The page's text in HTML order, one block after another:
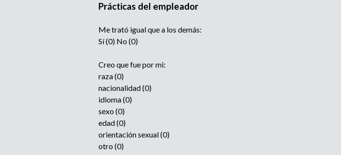
Prácticas del empleador
Me trató igual que a los demás:
Sí (0) No (0)
Creo que fue por mi:
raza (0)
nacionalidad (0)
idioma (0)
sexo (0)
edad (0)
orientación sexual (0)
otro (0)